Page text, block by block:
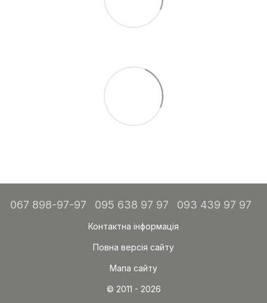
067 898-97-97 095 638 97 97 093 439 97 97
Контактна інформація
Повна версія сайту
Мапа сайту
© 2011 - 2026